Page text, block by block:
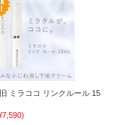
ミラココ リンクルール 15